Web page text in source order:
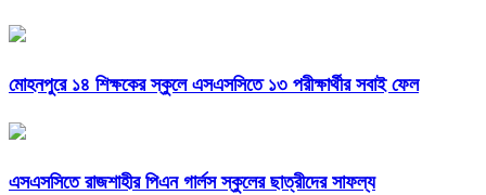
মোহনপুরে ১৪ শিক্ষকের স্কুলে এসএসসিতে ১৩ পরীক্ষার্থীর সবাই ফেল
এসএসসিতে রাজশাহীর পিএন গার্লস স্কুলের ছাত্রীদের সাফল্য